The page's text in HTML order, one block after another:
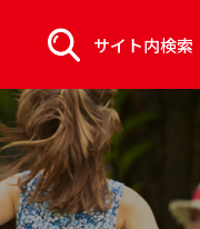
サイト内検索